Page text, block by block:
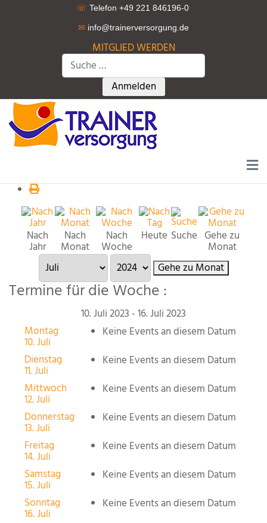
☏ Telefon +49 221 846196-0
✉ info@trainerversorgung.de
MITGLIED WERDEN
Suchen
Type 2 or more characters for
Anmelden
Nach
Jahr
Nach
Monat
Nach
Woche
Heute Suche Gehe zu
Monat
Gehe zu Monat
Termine für die Woche :
10. Juli 2023 - 16. Juli 2023
Montag
10. Juli
Keine Events an diesem Datum
Dienstag
11. Juli
Keine Events an diesem Datum
Mittwoch
12. Juli
Keine Events an diesem Datum
Donnerstag
13. Juli
Keine Events an diesem Datum
Freitag
14. Juli
Keine Events an diesem Datum
Samstag
15. Juli
Keine Events an diesem Datum
Sonntag
16. Juli
Keine Events an diesem Datum